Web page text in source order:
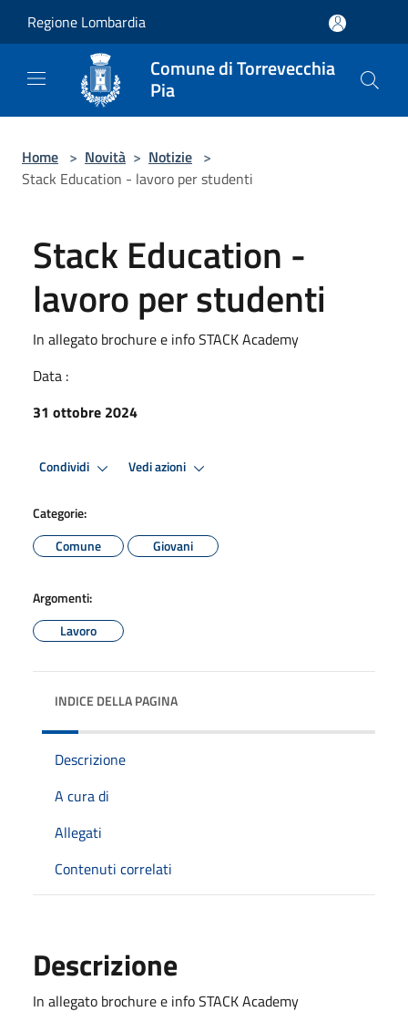
Regione Lombardia
Comune di Torrevecchia
Pia
Home > Novità > Notizie >
Stack Education - lavoro per studenti
Stack Education -
lavoro per studenti
In allegato brochure e info STACK Academy
Data :
31 ottobre 2024
Condividi Vedi azioni
Categorie:
Comune
Giovani
Argomenti:
Lavoro
INDICE DELLA PAGINA
Descrizione
A cura di
Allegati
Contenuti correlati
Descrizione
In allegato brochure e info STACK Academy